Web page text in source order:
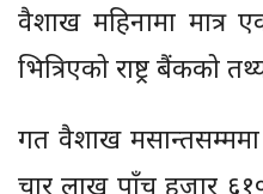
वैशाख महिनामा मात्र
भित्रिएको राष्ट्र बैंकको
गत वैशाख मसान्तसम्ममा
चार लाख पाँच हजार